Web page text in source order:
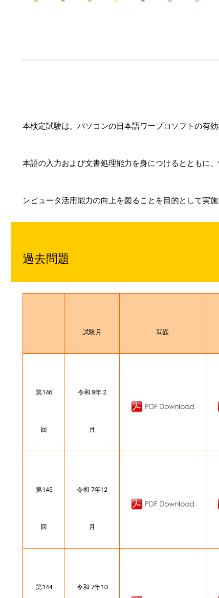
本検定試験は、パソコンの日本語ワープロソフトの有
本語の入力および文書処理能力を身につけるとともに
ンピュータ活用能力の向上を図ることを目的として実
過去問題
試験月 問題
第146
回
令和 8年 2
月
第145
回
令和 7年12
月
第144 令和 7年10